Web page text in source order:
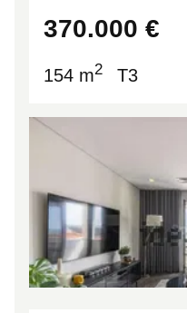
370.000 €
154 m2 T3